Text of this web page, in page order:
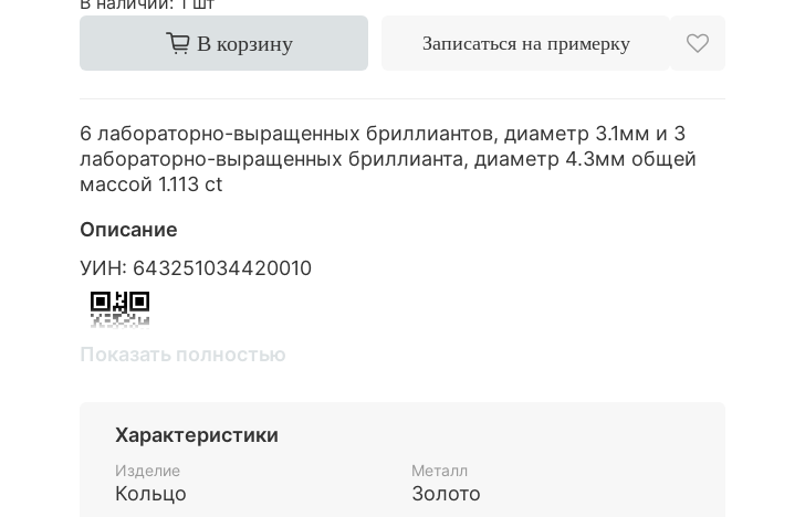
В корзину Записаться на примерку
6 лабораторно-выращенных бриллиантов, диаметр 3.1мм и 3
лабораторно-выращенных бриллианта, диаметр 4.3мм общей
массой 1.113 ct
Описание
УИН: 643251034420010
Показать полностью
Характеристики
Изделие
Кольцо
Металл
Золото